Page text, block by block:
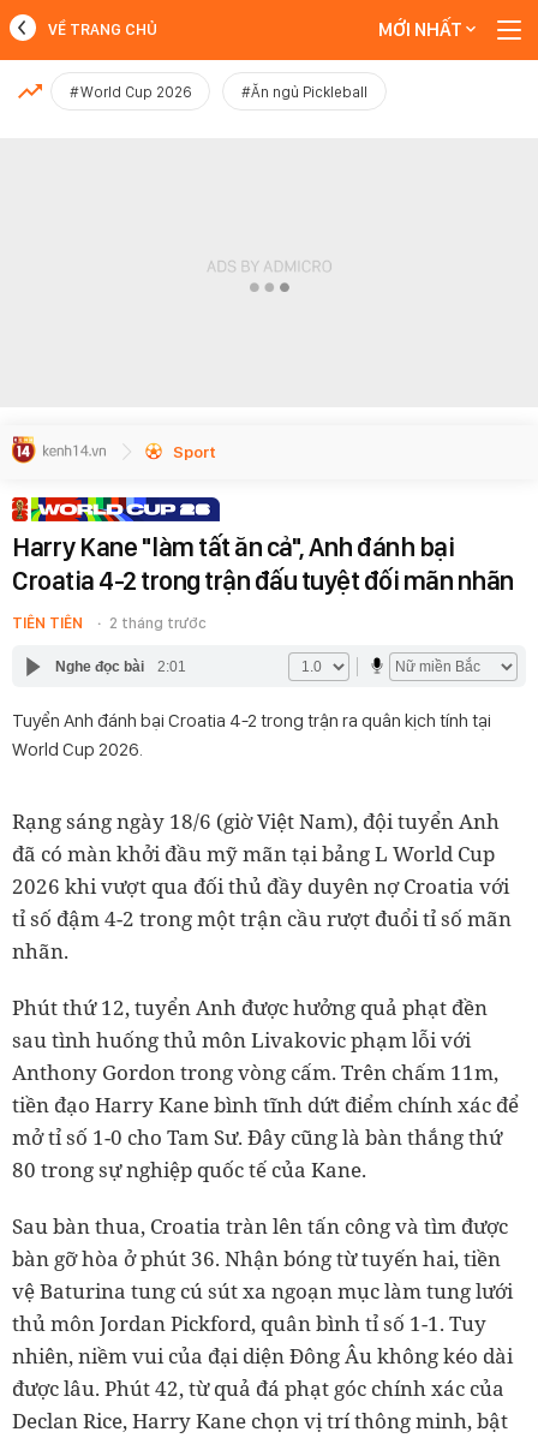
MỚI NHẤT
VỀ TRANG CHỦ MỚI NHẤT
#World Cup 2026 #Ăn ngủ Pickleball
Sport
Harry Kane "làm tất ăn cả", Anh đánh bại
Croatia 4-2 trong trận đấu tuyệt đối mãn nhãn
TIÊN TIÊN 2 tháng trước
Nghe đọc bài 2:01
Tuyển Anh đánh bại Croatia 4-2 trong trận ra quân kịch tính tại
World Cup 2026.
Rạng sáng ngày 18/6 (giờ Việt Nam), đội tuyển Anh
đã có màn khởi đầu mỹ mãn tại bảng L World Cup
2026 khi vượt qua đối thủ đầy duyên nợ Croatia với
tỉ số đậm 4-2 trong một trận cầu rượt đuổi tỉ số mãn
nhãn.
Phút thứ 12, tuyển Anh được hưởng quả phạt đền
sau tình huống thủ môn Livakovic phạm lỗi với
Anthony Gordon trong vòng cấm. Trên chấm 11m,
tiền đạo Harry Kane bình tĩnh dứt điểm chính xác để
mở tỉ số 1-0 cho Tam Sư. Đây cũng là bàn thắng thứ
80 trong sự nghiệp quốc tế của Kane.
Sau bàn thua, Croatia tràn lên tấn công và tìm được
bàn gỡ hòa ở phút 36. Nhận bóng từ tuyến hai, tiền
vệ Baturina tung cú sút xa ngoạn mục làm tung lưới
thủ môn Jordan Pickford, quân bình tỉ số 1-1. Tuy
nhiên, niềm vui của đại diện Đông Âu không kéo dài
được lâu. Phút 42, từ quả đá phạt góc chính xác của
Declan Rice, Harry Kane chọn vị trí thông minh, bật